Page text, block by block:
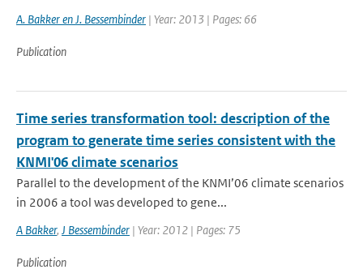
A. Bakker en J. Bessembinder | Year: 2013 | Pages: 66
Publication
Time series transformation tool: description of the
program to generate time series consistent with the
KNMI'06 climate scenarios
Parallel to the development of the KNMI’06 climate scenarios
in 2006 a tool was developed to gene...
A Bakker, J Bessembinder | Year: 2012 | Pages: 75
Publication